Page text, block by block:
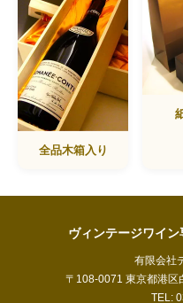
全品木箱入り
ヴィンテージワイン
有限会社
〒108-0071 東京都港区
TEL: